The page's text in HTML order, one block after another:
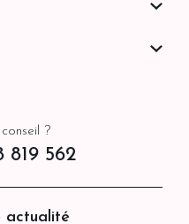
?
819 562
actualité